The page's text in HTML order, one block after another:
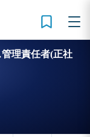
理責任者(正社